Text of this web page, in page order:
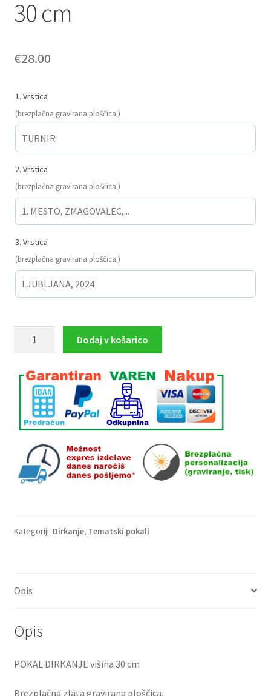
30 cm
€28.00
1. Vrstica
(brezplačna gravirana ploščica )
2. Vrstica
(brezplačna gravirana ploščica )
3. Vrstica
(brezplačna gravirana ploščica )
30
količina
Dodaj v košarico
Kategoriji: Dirkanje, Tematski pokali
Opis
Opis
POKAL DIRKANJE višina 30 cm
Brezplačna zlata gravirana ploščica.